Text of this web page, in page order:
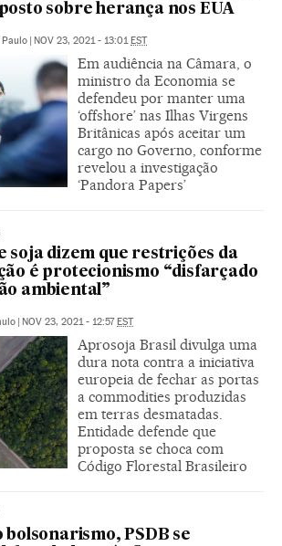
sobre herança nos EUA
Paulo | NOV 23, 2021 - 13:01EST
Em audiência na Câmara, o
ministro da Economia se
defendeu por manter uma
‘offshore’ nas Ilhas Virgens
Britânicas após aceitar um
cargo no Governo, conforme
revelou a investigação
‘Pandora Papers’
soja dizem que restrições da
é protecionismo “disfarçado
ambiental”
| NOV 23, 2021 - 12:57EST
Aprosoja Brasil divulga uma
dura nota contra a iniciativa
europeia de fechar as portas
a commodities produzidas
em terras desmatadas.
Entidade defende que
proposta se choca com
Código Florestal Brasileiro
PSDB se